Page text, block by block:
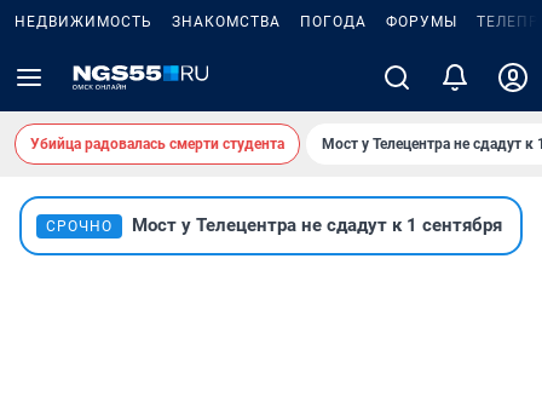
НЕДВИЖИМОСТЬ ЗНАКОМСТВА ПОГОДА ФОРУМЫ
Убийца радовалась смерти студента Мост у Телецентра не сдадут к
СРОЧНО Мост у Телецентра не сдадут к 1 сентября